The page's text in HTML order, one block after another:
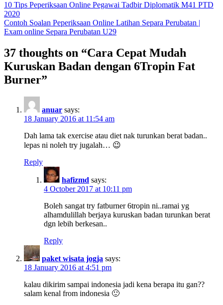
10 Tips Peperiksaan Online Pegawai Tadbir Diplomatik M41 PTD
2020
Contoh Soalan Peperiksaan Online Latihan Separa Perubatan |
Exam online Separa Perubatan U29
37 thoughts on “Cara Cepat Mudah
Kuruskan Badan dengan 6Tropin Fat
Burner”
anuar says:
18 January 2016 at 11:54 am
Dah lama tak exercise atau diet nak turunkan berat badan..
lepas ni noleh try jugalah… 😉
Reply
hafizmd says:
4 October 2017 at 10:11 pm
Boleh sangat try fatburner 6tropin ni..ramai yg
alhamdulillah berjaya kuruskan badan turunkan berat
dgn lebih berkesan..
Reply
paket wisata jogja says:
18 January 2016 at 4:51 pm
kalau dikirim sampai indonesia jadi kena berapa itu gan??
salam kenal from indonesia 🙂